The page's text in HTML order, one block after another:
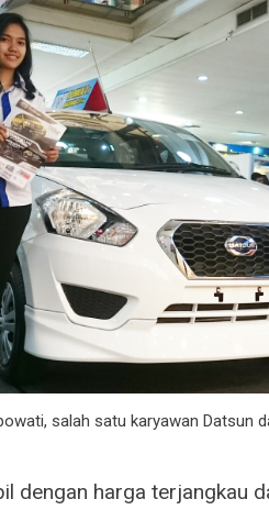
salah satu karyawan Datsun
dengan harga terjangkau